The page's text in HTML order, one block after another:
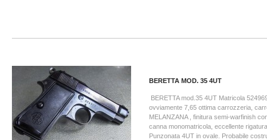
BERETTA MOD. 35 4UT
BERETTA mod.35 4UT Matricola
ovviamente 7,65 ottima carrozzeria,
MELANZANA , finitura semi-warfinish
canna monomatricola, eccellente
Punzonata 4UT in ovale. Probabile